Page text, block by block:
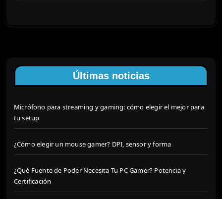
Últimas noticias
Micrófono para streaming y gaming: cómo elegir el mejor para
tu setup
¿Cómo elegir un mouse gamer? DPI, sensor y forma
¿Qué Fuente de Poder Necesita Tu PC Gamer? Potencia y
Certificación